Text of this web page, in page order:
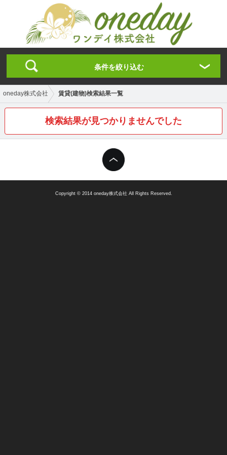
条件を絞り込む
oneday株式会社 賃貸(建物)検索結果一覧
検索結果が見つかりませんでした
Copyright © 2014 oneday株式会社 All Rights Reserved.